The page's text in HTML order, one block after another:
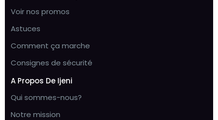
Voir nos promos
Astuces
Comment ça marche
Consignes de sécurité
A Propos De Ijeni
Qui sommes-nous?
Notre mission